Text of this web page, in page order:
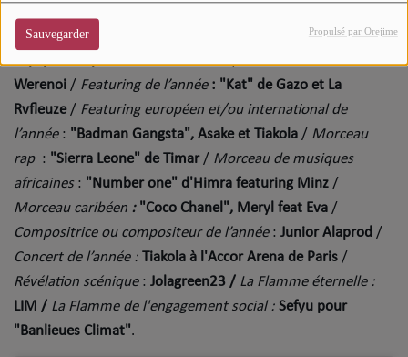
Sauvegarder Propulsé par Orejime
Fallon/Révélation masculine Morceau de l’année:
"Kyky2bondy' d'Hamza/Album rap:"Diamant noir" de
Werenoi / Featuring de l’année : "Kat" de Gazo et La
Rvfleuze/ Featuring européen et/ou international de
l’année: "Badman Gangsta", Asake et Tiakola / Morceau
rap: "Sierra Leone" de Timar / Morceau de musiques
africaines: "Number one" d'Himra featuring Minz /
Morceau caribéen :"Coco Chanel", Meryl feat Eva /
Compositrice ou compositeur de l’année: Junior Alaprod /
Concert de l’année : Tiakola à l'Accor Arena de Paris /
Révélation scénique: Jolagreen23 / La Flamme éternelle :
LIM / La Flamme de l'engagement social : Sefyu pour
"Banlieues Climat".